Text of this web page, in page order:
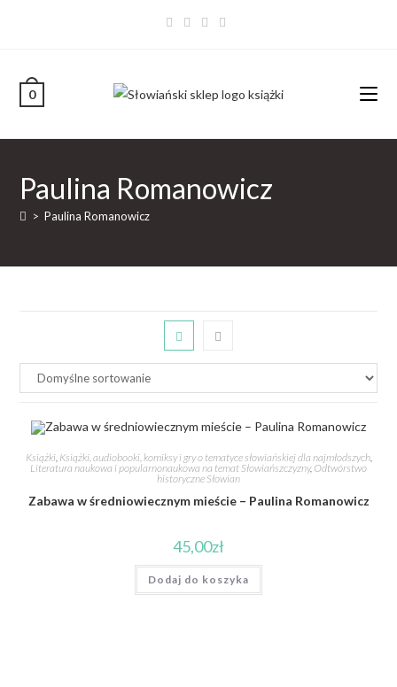
0
Paulina Romanowicz
> Paulina Romanowicz
Książki, Książki, audiobooki, komiksy i gry o tematyce słowiańskiej dla najmłodszych,
Literatura naukowa i popularnonaukowa na temat Słowiańszczyzny, Odtwórstwo
historyczne Słowian
Zabawa w średniowiecznym mieście – Paulina Romanowicz
45,00zł
Dodaj do koszyka